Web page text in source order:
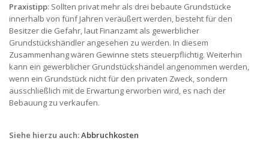
Praxistipp: Sollten privat mehr als drei bebaute Grundstücke
innerhalb von fünf Jahren veräußert werden, besteht für den
Besitzer die Gefahr, laut Finanzamt als gewerblicher
Grundstückshändler angesehen zu werden. In diesem
Zusammenhang wären Gewinne stets steuerpflichtig. Weiterhin
kann ein gewerblicher Grundstückshandel angenommen werden,
wenn ein Grundstück nicht für den privaten Zweck, sondern
ausschließlich mit de Erwartung erworben wird, es nach der
Bebauung zu verkaufen.
Siehe hierzu auch:Abbruchkosten